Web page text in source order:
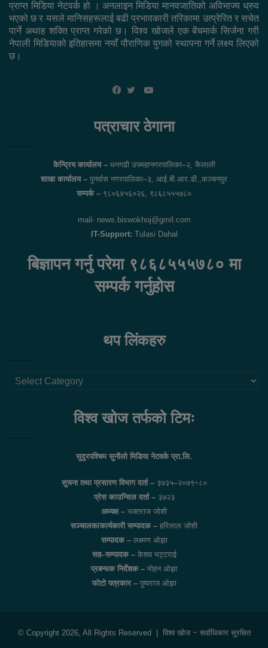
प्राप्त मिडिया नेटवर्क हो । अनलाइन मिडिया मानवजातिको अविभाज्य ध्रुव
भएको छ र यसले मानिसहरूलाई बढी प्रभावकारी तरिकामा उत्प्रेरित र सचेत
पार्ने अथाह शक्ति प्राप्त गरेको छ। विश्व खोजले एक बेंचमार्क सिर्जना गरी
नेपाली मिडियाको इतिहासमा नयाँ पौराणिक युगको स्थापना गर्ने लक्ष्य लिएको
छ।
YouTube
पत्राचार ठेगाना
केन्द्रिय कार्यालय –धनगढी उपमहानगरपालिका–२, कैलाली
शाखा कार्यालय – पुनर्वास नगरपालिका–३, आई.बी.आर.डी.,कञ्चनपुर
सम्पर्क – ९८०६४५६०२६, ९८६८५५५७८०
mail- news.biswokhoj@gmil.com
IT-Support: Tulasi Dahal
बिज्ञापन गर्नु परेमा ९८६८५५५७८० मा
सम्पर्क गर्नुहोस
थप लिंकहरु
थप
विश्व खोज तर्फको टिमः
सुदुरपश्चिम सुनौलो मिडिया नेटवर्क प्रा.लि.
सुचना तथा प्रसारण विभाग दर्ता – ३७३५–२०७९÷८०
प्रेस काउन्सिल दर्ता – ३७२३
अध्यक्ष – भक्तराज जोशी
सञ्चालक/कार्यकारी सम्पादक – हरिलाल जोशी
सम्पादक –लक्ष्मण ओझा
सह–सम्पादक –केशव भट्टराई
प्रबन्धक निर्देशक –मोहन ओझा
फोटो पत्रकार –पुष्पराज ओझा
© Copyright 2026, All Rights Reserved | विश्व खोज~ सर्वाधिकार सुरक्षित